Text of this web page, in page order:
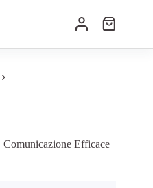
Comunicazione Efficace